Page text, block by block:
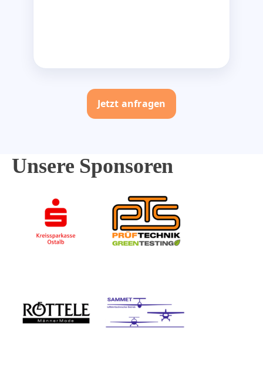
Jetzt anfragen
Unsere Sponsoren